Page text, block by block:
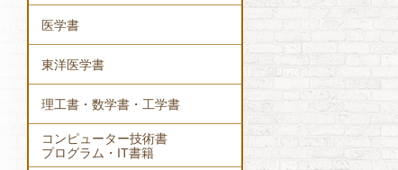
医学書
東洋医学書
理工書・数学書・工学書
コンピューター技術書
プログラム・IT書籍